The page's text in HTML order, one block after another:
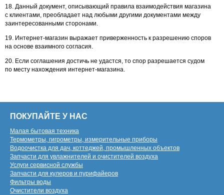
18. Данный документ, описывающий правила взаимодействия магазина
с клиентами, преобладает над любыми другими документами между
заинтересованными сторонами.
19. Интернет-магазин выражает приверженность к разрешению споров
на основе взаимного согласия.
20. Если соглашения достичь не удастся, то спор разрешается судом
по месту нахождения интернет-магазина.
ПОКУПАЙТЕ У НАС
Малая бытовая техника
Термометры, гигрометры, измерительные приборы
Водоочистка для дач, коттеджей, промышленных объектов
Запчасти для увлажнителей и очистителей воздуха
Услуги сервисной службы
Запчасти для кулеров и пурифайеров
Фильтры воды
Очистители воздуха